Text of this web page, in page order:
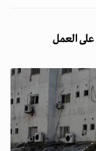
العمل